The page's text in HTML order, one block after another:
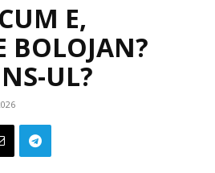
E,
BOLOJAN?
UL?